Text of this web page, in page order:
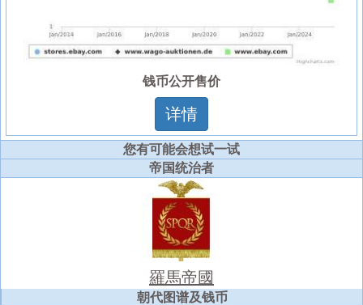
钱币公开售价
详情
您有可能会想试一试
帝国统治者
羅馬帝國
朝代图谱及钱币